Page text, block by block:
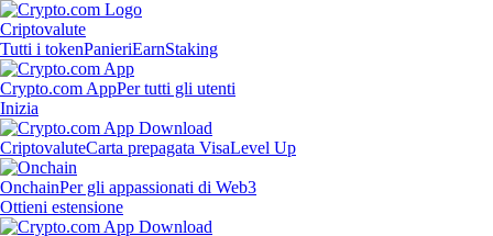
Criptovalute
Tutti i tokenPanieriEarnStaking
Crypto.com AppPer tutti gli utenti
Inizia
CriptovaluteCarta prepagata VisaLevel Up
OnchainPer gli appassionati di Web3
Ottieni estensione